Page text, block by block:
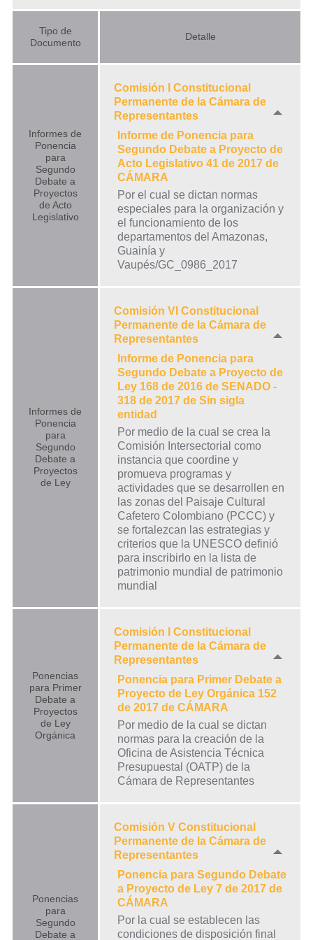
Tipo de
Documento
Detalle
Informes de
Ponencia
para
Segundo
Debate a
Proyectos
de Acto
Legislativo
Comisión I Constitucional
Permanente de la Cámara de
Representantes
Informe de Ponencia para
Segundo Debate a Proyecto de
Acto Legislativo 41 de 2017 de
CÁMARA
Por el cual se dictan normas
especiales para la organización y
el funcionamiento de los
departamentos del Amazonas,
Guainía y
Vaupés/GC_0986_2017
Informes de
Ponencia
para
Segundo
Debate a
Proyectos
de Ley
Comisión VI Constitucional
Permanente de la Cámara de
Representantes
Informe de Ponencia para
Segundo Debate a Proyecto de
Ley 168 de 2016 de SENADO -
318 de 2017 de Sin sigla
entidad
Por medio de la cual se crea la
Comisión Intersectorial como
instancia que coordine y
promueva programas y
actividades que se desarrollen en
las zonas del Paisaje Cultural
Cafetero Colombiano (PCCC) y
se fortalezcan las estrategias y
criterios que la UNESCO definió
para inscribirlo en la lista de
patrimonio mundial de patrimonio
mundial
Ponencias
para Primer
Debate a
Proyectos
de Ley
Orgánica
Comisión I Constitucional
Permanente de la Cámara de
Representantes
Ponencia para Primer Debate a
Proyecto de Ley Orgánica 152
de 2017 de CÁMARA
Por medio de la cual se dictan
normas para la creación de la
Oficina de Asistencia Técnica
Presupuestal (OATP) de la
Cámara de Representantes
Ponencias
para
Segundo
Debate a
Comisión V Constitucional
Permanente de la Cámara de
Representantes
Ponencia para Segundo Debate
a Proyecto de Ley 7 de 2017 de
CÁMARA
Por la cual se establecen las
condiciones de disposición final